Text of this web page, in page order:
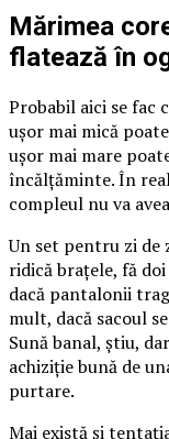
Mărimea
flatează în
Probabil aici se fac
ușor mai mică
ușor mai mare
încălțăminte. În
compleul nu va
Un set pentru zi de
ridică brațele, fă
dacă pantalonii
mult, dacă sacoul
Sună banal, știu,
achiziție bună de
purtare.
Mai există și